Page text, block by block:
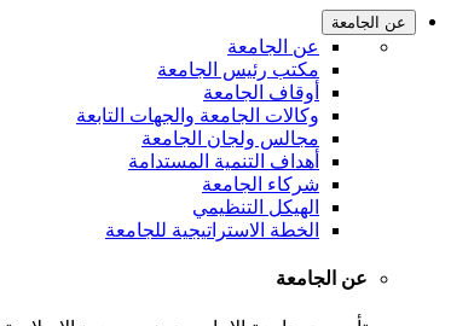
عن الجامعة
عن الجامعة
مكتب رئيس الجامعة
أوقاف الجامعة
وكالات الجامعة والجهات التابعة
مجالس ولجان الجامعة
أهداف التنمية المستدامة
شركاء الجامعة
الهيكل التنظيمي
الخطة الاستراتيجية للجامعة
عن الجامعة